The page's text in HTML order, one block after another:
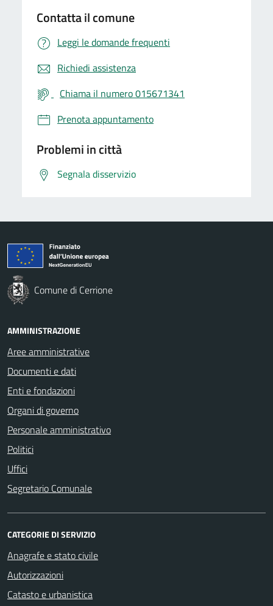
Contatta il comune
Leggi le domande frequenti
Richiedi assistenza
Chiama il numero 015671341
Prenota appuntamento
Problemi in città
Segnala disservizio
Comune di Cerrione
AMMINISTRAZIONE
Aree amministrative
Documenti e dati
Enti e fondazioni
Organi di governo
Personale amministrativo
Politici
Uffici
Segretario Comunale
CATEGORIE DI SERVIZIO
Anagrafe e stato civile
Autorizzazioni
Catasto e urbanistica